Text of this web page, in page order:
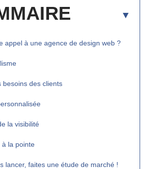
appel à une agence de design web ?
besoins des clients
la visibilité
à la pointe
lancer, faites une étude de marché !